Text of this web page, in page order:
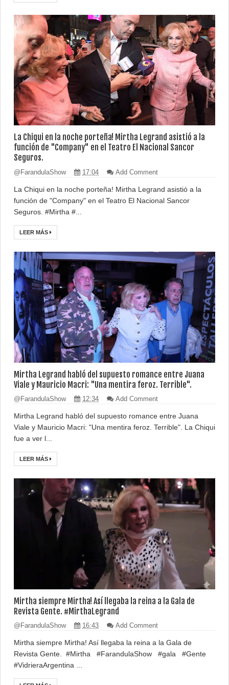
La Chiqui en la noche porteña! Mirtha Legrand asistió a la
función de "Company" en el Teatro El Nacional Sancor
Seguros.
@FarandulaShow 17:04 Add Comment
La Chiqui en la noche porteña! Mirtha Legrand asistió a la
función de "Company" en el Teatro El Nacional Sancor
Seguros. #Mirtha #...
LEER MÁS
Mirtha Legrand habló del supuesto romance entre Juana
Viale y Mauricio Macri: "Una mentira feroz. Terrible".
@FarandulaShow 12:34 Add Comment
Mirtha Legrand habló del supuesto romance entre Juana
Viale y Mauricio Macri: "Una mentira feroz. Terrible". La Chiqui
fue a ver l...
LEER MÁS
Mirtha siempre Mirtha! Así llegaba la reina a la Gala de
Revista Gente. #MirthaLegrand
@FarandulaShow 16:43 Add Comment
Mirtha siempre Mirtha! Así llegaba la reina a la Gala de
Revista Gente. #Mirtha #FarandulaShow #gala #Gente
#VidrieraArgentina ...